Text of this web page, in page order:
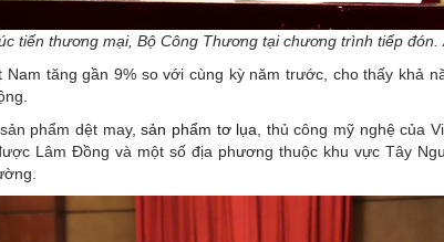
tiến thương mại, Bộ Công Thương tại chương trình tiếp đón.
tăng gần 9% so với cùng kỳ năm trước, cho thấy khả
phẩm dệt may,sản phẩm tơ lụa , thủ công mỹ nghệ của
Lâm Đồng và một số địa phương thuộc khu vực Tây